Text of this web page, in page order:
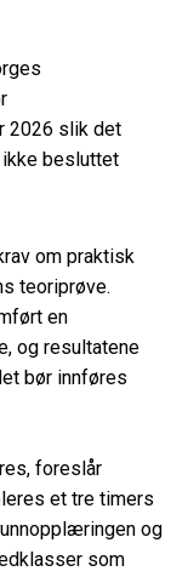
2026 slik det
besluttet
om praktisk
teoriprøve.
en
og resultatene
bør innføres
foreslår
et tre timers
og
som